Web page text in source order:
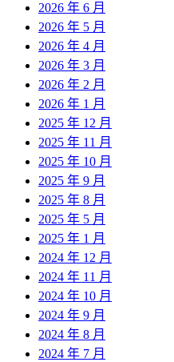
2026 年 6 月
2026 年 5 月
2026 年 4 月
2026 年 3 月
2026 年 2 月
2026 年 1 月
2025 年 12 月
2025 年 11 月
2025 年 10 月
2025 年 9 月
2025 年 8 月
2025 年 5 月
2025 年 1 月
2024 年 12 月
2024 年 11 月
2024 年 10 月
2024 年 9 月
2024 年 8 月
2024 年 7 月